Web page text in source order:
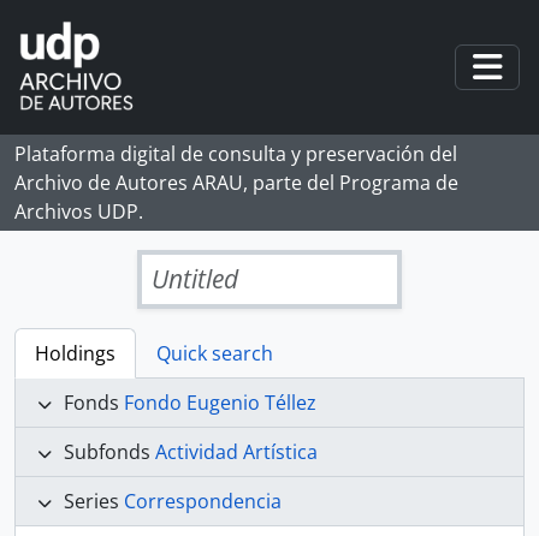
Skip to main content
Plataforma digital de consulta y preservación del
Archivo de Autores ARAU, parte del Programa de
Archivos UDP.
Untitled
Holdings
Quick search
Fonds Fondo Eugenio Téllez
Subfonds Actividad Artística
Series Correspondencia